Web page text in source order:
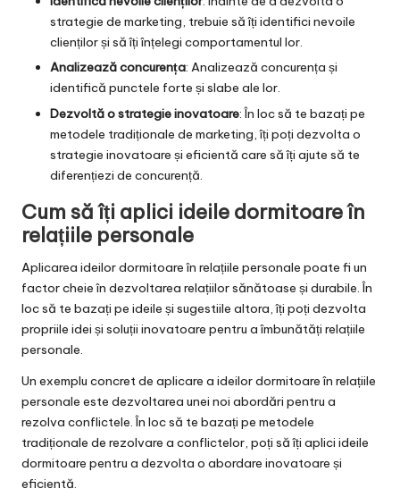
strategie de marketing, trebuie să îți identifici nevoile
clienților și să îți înțelegi comportamentul lor.
Analizează concurența: Analizează concurența și
identifică punctele forte și slabe ale lor.
Dezvoltă o strategie inovatoare: În loc să te bazați pe
metodele tradiționale de marketing, îți poți dezvolta o
strategie inovatoare și eficientă care să îți ajute să te
diferențiezi de concurență.
Cum să îți aplici ideile dormitoare în
relațiile personale
Aplicarea ideilor dormitoare în relațiile personale poate fi un
factor cheie în dezvoltarea relațiilor sănătoase și durabile. În
loc să te bazați pe ideile și sugestiile altora, îți poți dezvolta
propriile idei și soluții inovatoare pentru a îmbunătăți relațiile
personale.
Un exemplu concret de aplicare a ideilor dormitoare în relațiile
personale este dezvoltarea unei noi abordări pentru a
rezolva conflictele. În loc să te bazați pe metodele
tradiționale de rezolvare a conflictelor, poți să îți aplici ideile
dormitoare pentru a dezvolta o abordare inovatoare și
eficientă.